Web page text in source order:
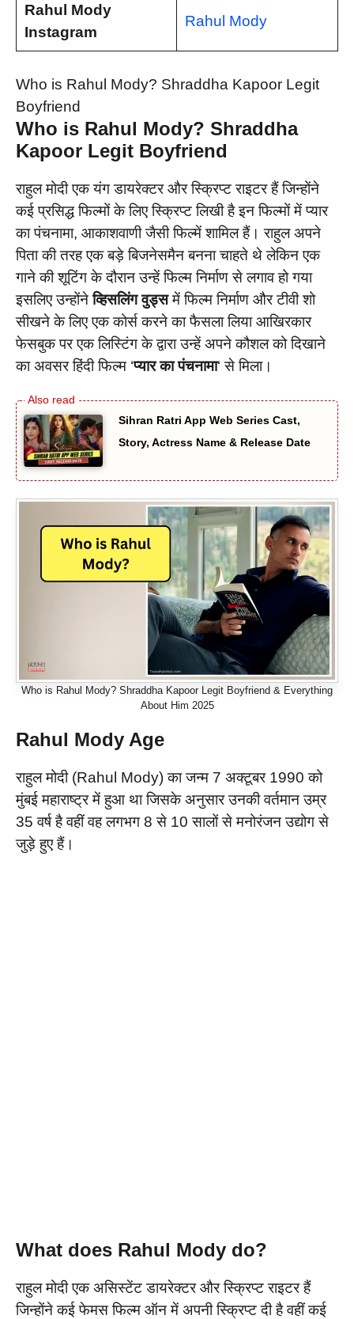
Rahul Mody
Instagram
Rahul Mody
Who is Rahul Mody? Shraddha Kapoor Legit
Boyfriend
Who is Rahul Mody? Shraddha
Kapoor Legit Boyfriend
राहुल मोदी एक यंग डायरेक्टर और स्क्रिप्ट राइटर हैं जिन्होंने
कई प्रसिद्ध फिल्मों के लिए स्क्रिप्ट लिखी है इन फिल्मों में प्यार
का पंचनामा, आकाशवाणी जैसी फिल्में शामिल हैं। राहुल अपने
पिता की तरह एक बड़े बिजनेसमैन बनना चाहते थे लेकिन एक
गाने की शूटिंग के दौरान उन्हें फिल्म निर्माण से लगाव हो गया
इसलिए उन्होंनेव्हिसलिंग वुड्समें फिल्म निर्माण और टीवी शो
सीखने के लिए एक कोर्स करने का फैसला लिया आखिरकार
फेसबुक पर एक लिस्टिंग के द्वारा उन्हें अपने कौशल को दिखाने
का अवसर हिंदी फिल्म ‘प्यार का पंचनामा‘ से मिला।
Sihran Ratri App Web Series Cast,
Story, Actress Name & Release Date
Who is Rahul Mody? Shraddha Kapoor Legit Boyfriend & Everything
About Him 2025
Rahul Mody Age
राहुल मोदी (Rahul Mody) का जन्म 7 अक्टूबर 1990 को
मुंबई महाराष्ट्र में हुआ था जिसके अनुसार उनकी वर्तमान उम्र
35 वर्ष है वहीं वह लगभग 8 से 10 सालों से मनोरंजन उद्योग से
जुड़े हुए हैं।
What does Rahul Mody do?
राहुल मोदी एक असिस्टेंट डायरेक्टर और स्क्रिप्ट राइटर हैं
जिन्होंने कई फेमस फिल्म ऑन में अपनी स्क्रिप्ट दी है वहीं कई